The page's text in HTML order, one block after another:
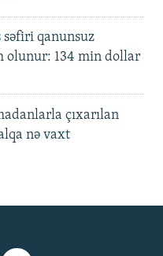
səfiri qanunsuz
olunur: 134 min dollar
çıxarılan
nə vaxt